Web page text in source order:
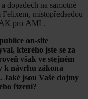
dopadech na samotné
místopředsedou
pro AML.
on-site
kterého jste se za
však ve stejném
k návrhu zákona
Jaké jsou Vaše dojmy
řízení?